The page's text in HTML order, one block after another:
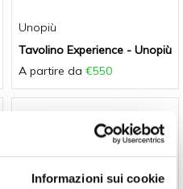
Informazioni sui cookie
Unopiù
Tavolino Experience - Unopiù
A partire da €550